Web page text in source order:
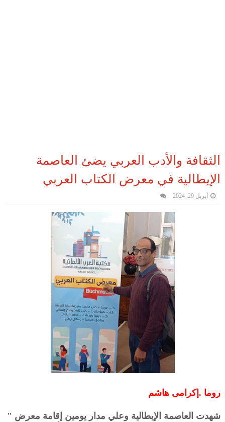
الثقافة والأدب العربي يضئ العاصمة
الإيطالية في معرض الكتاب العربي
أبريل 29, 2024
روما .إكرامى هاشم
شهدت العاصمة الإيطالية وعلي مدار يومين إقامة معرض "